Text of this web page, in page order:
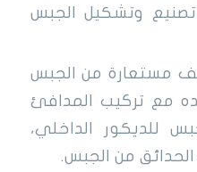
وتشكيل الجبس
مستعارة من الجبس
مع تركيب المدافئ
للديكور الداخلي،
من الجبس.